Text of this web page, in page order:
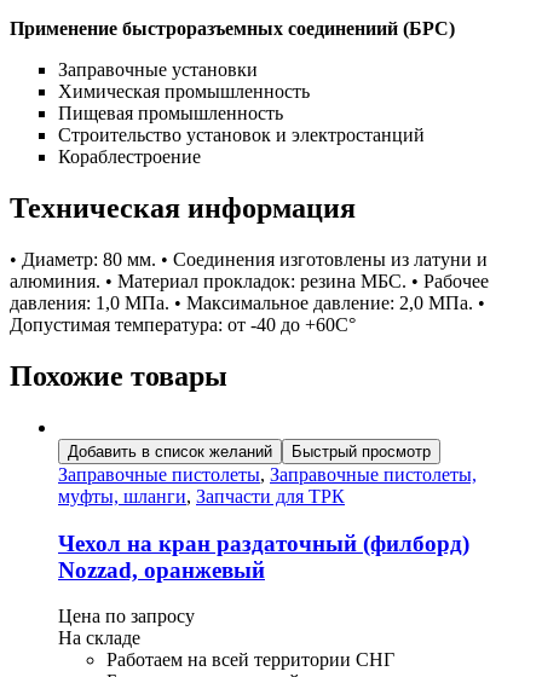
Применение быстроразъемных соединениий (БРС)
Заправочные установки
Химическая промышленность
Пищевая промышленность
Строительство установок и электростанций
Кораблестроение
Техническая информация
• Диаметр: 80 мм. • Соединения изготовлены из латуни и
алюминия. • Материал прокладок: резина МБС. • Рабочее
давления: 1,0 МПа. • Максимальное давление: 2,0 МПа. •
Допустимая температура: от -40 до +60С°
Похожие товары
Добавить в список желаний Быстрый просмотр
Заправочные пистолеты, Заправочные пистолеты,
муфты, шланги, Запчасти для ТРК
Чехол на кран раздаточный (филборд)
Nozzad, оранжевый
Цена по запросу
На складе
Работаем на всей территории СНГ